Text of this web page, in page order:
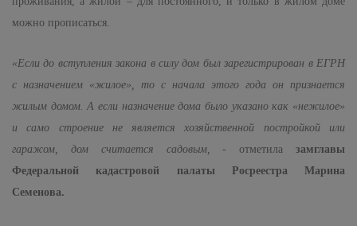
можно прописаться.
«Если до вступления закона в силу дом был зарегистрирован в ЕГРН
с назначением «жилое», то с начала этого года он признается
жилым домом. А если назначение дома было указано как «нежилое»
и само строение не является хозяйственной постройкой или
гаражом, дом считается садовым, -отметилазамглавы
Федеральной кадастровой палаты Росреестра Марина
Семенова.